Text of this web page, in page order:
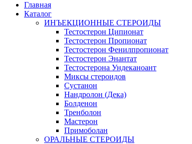
Главная
Каталог
ИНЪЕКЦИОННЫЕ СТЕРОИДЫ
Тестостерон Ципионат
Тестостерон Пропионат
Тестостерон Фенилпропионат
Тестостерон Энантат
Тестостерона Ундеканоант
Миксы стероидов
Сустанон
Нандролон (Дека)
Болденон
Тренболон
Мастерон
Примоболан
ОРАЛЬНЫЕ СТЕРОИДЫ